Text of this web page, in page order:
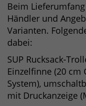
Beim
Händler und
Varianten.
dabei:
SUP Rucksack-
Einzelfinne (20 cm
System),
mit Druckanzeige